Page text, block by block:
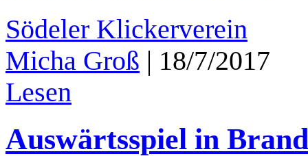
Södeler Klickerverein
Micha Groß | 18/7/2017
Lesen
Auswärtsspiel in